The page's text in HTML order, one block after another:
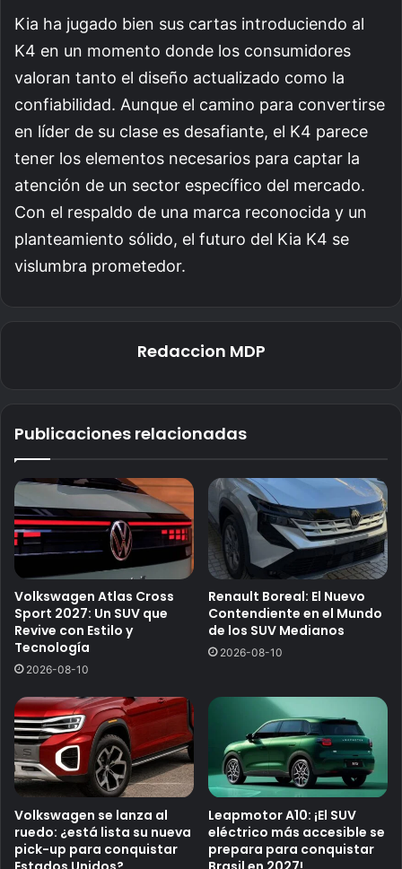
Kia ha jugado bien sus cartas introduciendo al
K4 en un momento donde los consumidores
valoran tanto el diseño actualizado como la
confiabilidad. Aunque el camino para convertirse
en líder de su clase es desafiante, el K4 parece
tener los elementos necesarios para captar la
atención de un sector específico del mercado.
Con el respaldo de una marca reconocida y un
planteamiento sólido, el futuro del Kia K4 se
vislumbra prometedor.
Redaccion MDP
Publicaciones relacionadas
Volkswagen Atlas Cross
Sport 2027: Un SUV que
Revive con Estilo y
Tecnología
2026-08-10
Renault Boreal: El Nuevo
Contendiente en el Mundo
de los SUV Medianos
2026-08-10
Volkswagen se lanza al
ruedo: ¿está lista su nueva
pick-up para conquistar
Leapmotor A10: ¡El SUV
eléctrico más accesible se
prepara para conquistar